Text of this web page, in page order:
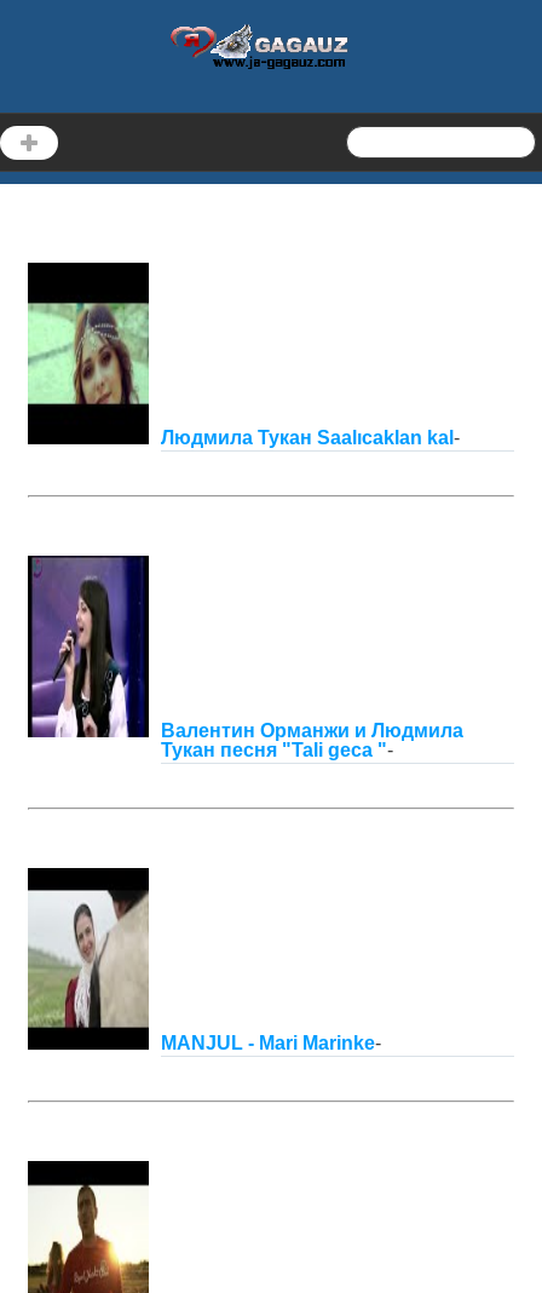
Людмила Тукан Saalıcaklan kal -
Валентин Орманжи и Людмила
Тукан песня "Tali geca "-
MANJUL - Mari Marinke-